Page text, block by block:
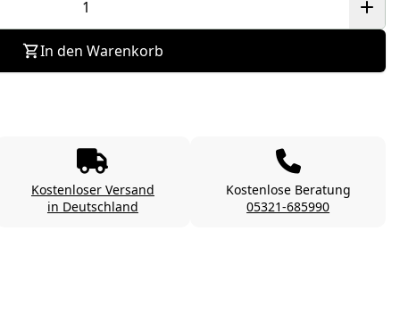
In den Warenkorb
Kostenloser Versand
in Deutschland
Kostenlose Beratung
05321-685990